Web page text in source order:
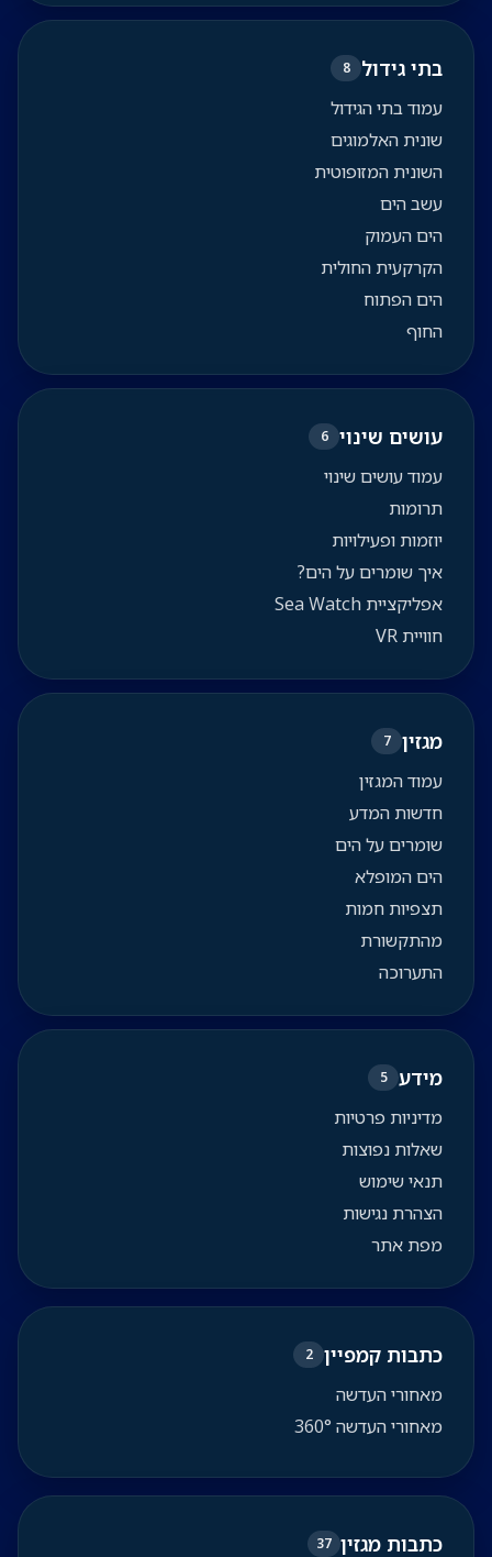
בתי גידול 8
עמוד בתי הגידול
שונית האלמוגים
השונית המזופוטית
עשב הים
הים העמוק
הקרקעית החולית
הים הפתוח
החוף
עושים שינוי 6
עמוד עושים שינוי
תרומות
יוזמות ופעילויות
איך שומרים על הים?
אפליקציית Sea Watch
חוויית VR
מגזין 7
עמוד המגזין
חדשות המדע
שומרים על הים
הים המופלא
תצפיות חמות
מהתקשורת
התערוכה
מידע 5
מדיניות פרטיות
שאלות נפוצות
תנאי שימוש
הצהרת נגישות
מפת אתר
כתבות קמפיין 2
מאחורי העדשה
מאחורי העדשה 360°
כתבות מגזין 37